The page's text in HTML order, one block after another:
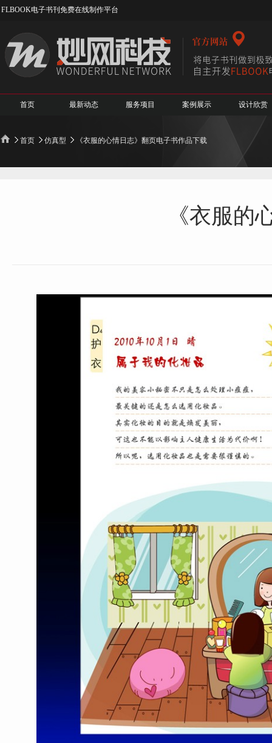
FLBOOK电子书刊免费在线制作平台
首页 最新动态 服务项目 案例展示 设计欣赏
首页 仿真型 《衣服的心情日志》翻页电子书作品下载
《衣服的